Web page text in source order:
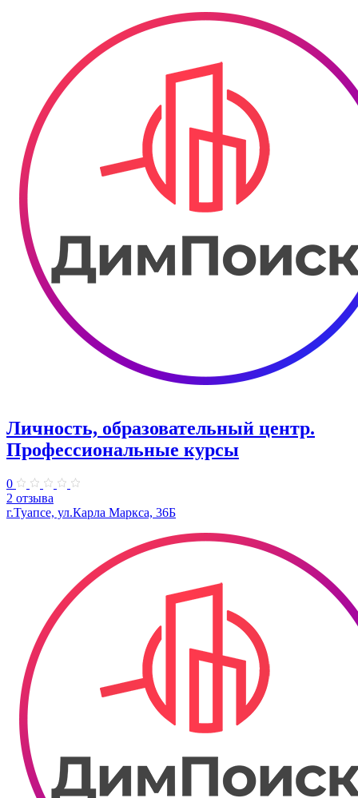
Личность, образовательный центр.
Профессиональные курсы
0
2 отзыва
г.Туапсе, ул.Карла Маркса, 36Б